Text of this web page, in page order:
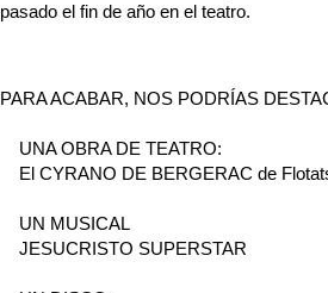
pasado el fin de año en el teatro.
PARA ACABAR, NOS PODRÍAS
UNA OBRA DE TEATRO:
El CYRANO DE BERGERAC de
UN MUSICAL
JESUCRISTO SUPERSTAR